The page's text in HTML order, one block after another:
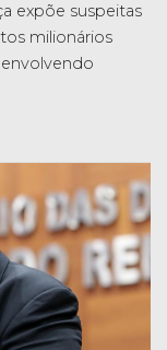
expõe suspeitas
milionários